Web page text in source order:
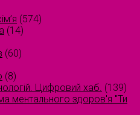
(574)
(14)
(60)
(8)
Цифровий хаб. (139)
ментального здоров'я "Ти